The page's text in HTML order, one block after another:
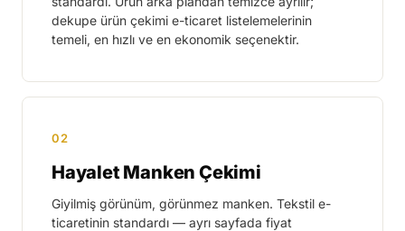
dekupe ürün çekimi e-ticaret listelemelerinin
temeli, en hızlı ve en ekonomik seçenektir.
02
Hayalet Manken Çekimi
Giyilmiş görünüm, görünmez manken. Tekstil e-
ticaretinin standardı — ayrı sayfada fiyat